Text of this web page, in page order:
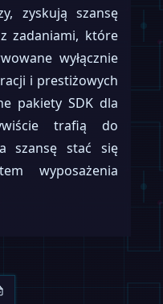
zyskują szansę
zadaniami, które
wyłącznie
i prestiżowych
pakiety SDK dla
trafią do
szansę stać się
wyposażenia